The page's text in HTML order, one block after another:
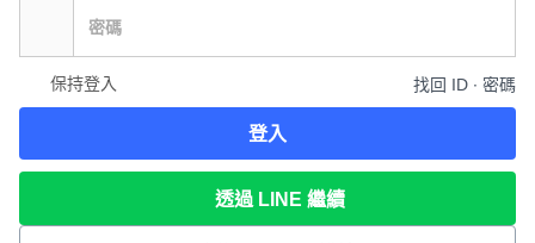
保持登入 找回 ID ∙ 密碼
登入
透過 LINE 繼續